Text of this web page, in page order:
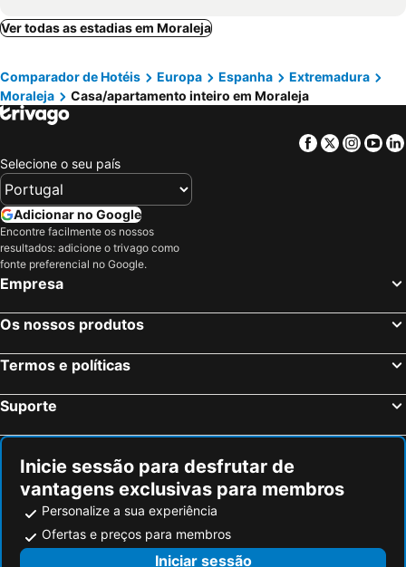
Ver todas as estadias em Moraleja
Comparador de Hotéis Europa Espanha
Extremadura
Moraleja
Casa/apartamento inteiro em Moraleja
Facebook
Twitter
Selecione o seu país
Adicionar no Google
Encontre facilmente os nossos
resultados: adicione o trivago como
fonte preferencial no Google.
Empresa
Os nossos produtos
Termos e políticas
Suporte
Inicie sessão para desfrutar de
vantagens exclusivas para membros
Personalize a sua experiência
Ofertas e preços para membros
Iniciar sessão